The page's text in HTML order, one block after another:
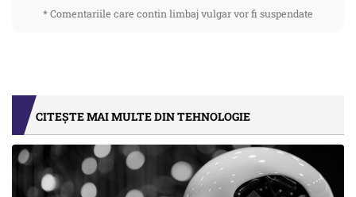
* Comentariile care contin limbaj vulgar vor fi suspendate
CITEȘTE MAI MULTE DIN TEHNOLOGIE